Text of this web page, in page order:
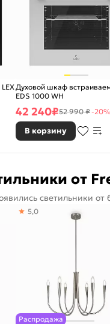
Духовой шкаф
EDS 1000 WH
42 240₽52 990 ₽-20%
В корзину
от
светильники от
Распродажа
5,0